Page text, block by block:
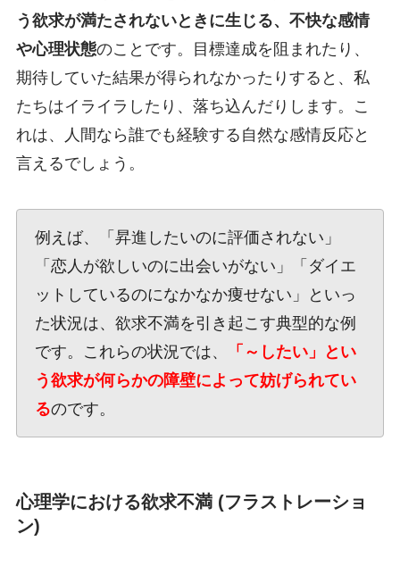
う欲求が満たされないときに生じる、不快な感情
や心理状態のことです。目標達成を阻まれたり、
期待していた結果が得られなかったりすると、私
たちはイライラしたり、落ち込んだりします。こ
れは、人間なら誰でも経験する自然な感情反応と
言えるでしょう。
例えば、「昇進したいのに評価されない」
「恋人が欲しいのに出会いがない」「ダイエ
ットしているのになかなか痩せない」といっ
た状況は、欲求不満を引き起こす典型的な例
です。これらの状況では、
「～したい」とい
う欲求が何らかの障壁によって妨げられてい
るのです。
心理学における欲求不満 (フラストレーショ
ン)